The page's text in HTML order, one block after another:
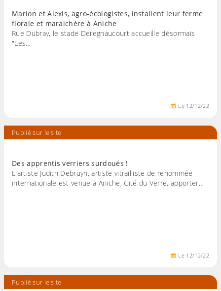
Marion et Alexis, agro-écologistes, installent leur ferme
florale et maraichère à Aniche
Rue Dubray, le stade Deregnaucourt accueille désormais
"Les…
Le 12/12/22
Publié sur le site
Des apprentis verriers surdoués !
L'artiste Judith Debruyn, artiste vitrailliste de renommée
internationale est venue à Aniche, Cité du Verre, apporter…
Le 12/12/22
Publié sur le site